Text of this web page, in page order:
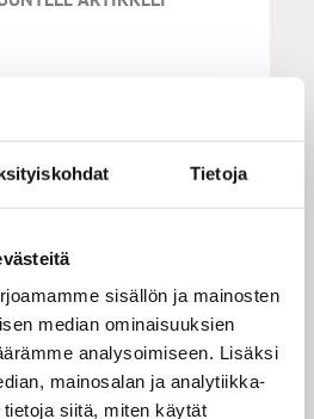
Tietoja
sisällön ja mainosten
median ominaisuuksien
analysoimiseen. Lisäksi
mainosalan ja analytiikka-
siitä, miten käytät
oloissa
töissä Honkanummen
muistuttaa jossain
vapaiden ammattien
työstä suoritetaan
kulkua